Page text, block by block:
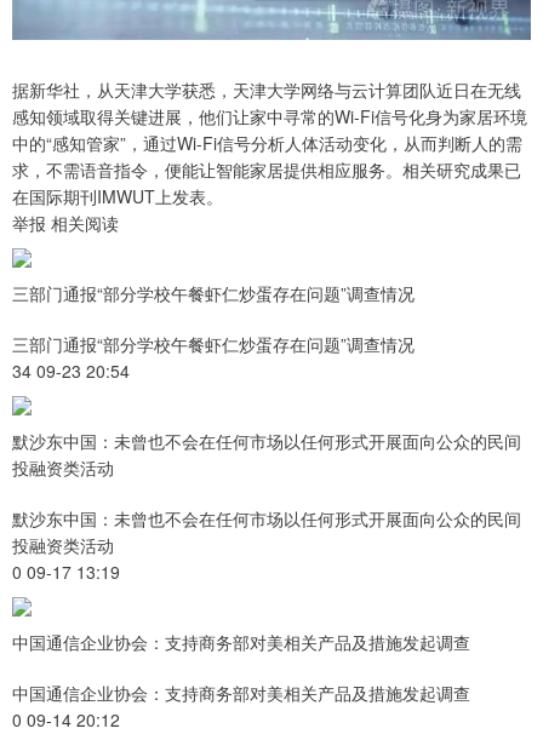
据新华社，从天津大学获悉，天津大学网络与云计算团队近日在无线
感知领域取得关键进展，他们让家中寻常的Wi-Fi信号化身为家居环境
中的“感知管家”，通过Wi-Fi信号分析人体活动变化，从而判断人的需
求，不需语音指令，便能让智能家居提供相应服务。相关研究成果已
在国际期刊IMWUT上发表。
举报 相关阅读
三部门通报“部分学校午餐虾仁炒蛋存在问题”调查情况
三部门通报“部分学校午餐虾仁炒蛋存在问题”调查情况
34 09-23 20:54
默沙东中国：未曾也不会在任何市场以任何形式开展面向公众的民间
投融资类活动
默沙东中国：未曾也不会在任何市场以任何形式开展面向公众的民间
投融资类活动
0 09-17 13:19
中国通信企业协会：支持商务部对美相关产品及措施发起调查
中国通信企业协会：支持商务部对美相关产品及措施发起调查
0 09-14 20:12